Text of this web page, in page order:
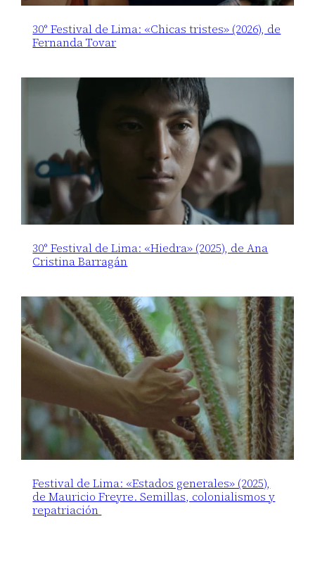
30° Festival de Lima: «Chicas tristes» (2026), de
Fernanda Tovar
30° Festival de Lima: «Hiedra» (2025), de Ana
Cristina Barragán
Festival de Lima: «Estados generales» (2025),
de Mauricio Freyre. Semillas, colonialismos y
repatriación